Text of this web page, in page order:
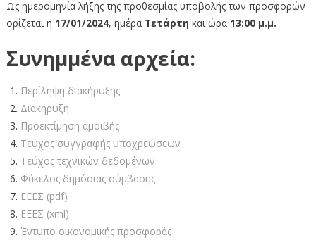
Ως ημερομηνία λήξης της προθεσμίας υποβολής των προσφορών
ορίζεται η 17/01/2024, ημέρα Τετάρτη και ώρα 13:00 μ.μ.
Συνημμένα αρχεία:
Περίληψη διακήρυξης
Διακήρυξη
Προεκτίμηση αμοιβής
Τεύχος συγγραφής υποχρεώσεων
Τεύχος τεχνικών δεδομένων
Φάκελος δημόσιας σύμβασης
ΕΕΕΣ (pdf)
ΕΕΕΣ (xml)
Έντυπο οικονομικής προσφοράς